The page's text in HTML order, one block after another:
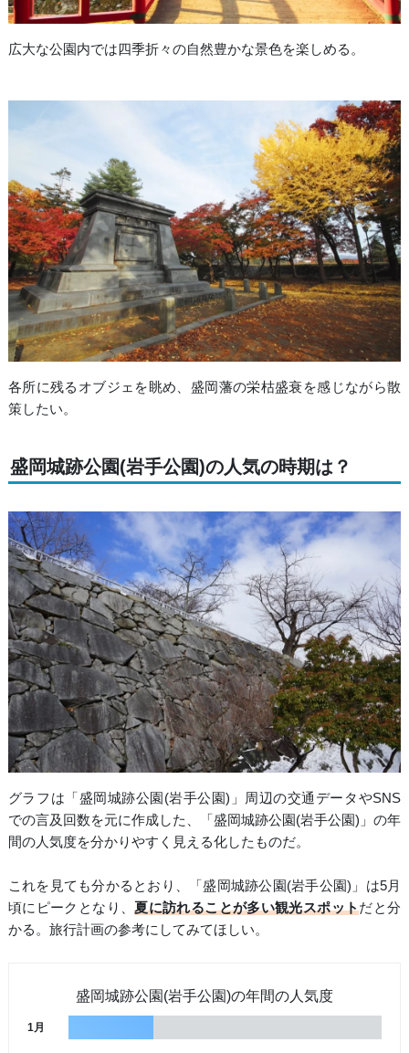
広大な公園内では四季折々の自然豊かな景色を楽しめる。
各所に残るオブジェを眺め、盛岡藩の栄枯盛衰を感じながら散
策したい。
盛岡城跡公園(岩手公園)の人気の時期は？
グラフは「盛岡城跡公園(岩手公園)」周辺の交通データやSNS
での言及回数を元に作成した、「盛岡城跡公園(岩手公園)」の年
間の人気度を分かりやすく見える化したものだ。
これを見ても分かるとおり、「盛岡城跡公園(岩手公園)」は5月
頃にピークとなり、夏に訪れることが多い観光スポットだと分
かる。旅行計画の参考にしてみてほしい。
盛岡城跡公園(岩手公園)の年間の人気度
1月